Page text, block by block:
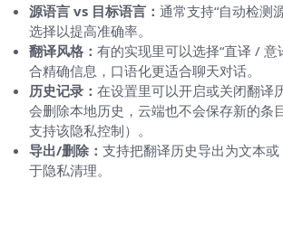
源语言 vs 目标语言： 通常支持“自动检测
选择以提高准确率。
翻译风格： 有的实现里可以选择“直译 /
合精确信息，口语化更适合聊天对话。
历史记录： 在设置里可以开启或关闭翻译
会删除本地历史，云端也不会保存新的条
支持该隐私控制）。
导出/删除： 支持把翻译历史导出为文本或
于隐私清理。